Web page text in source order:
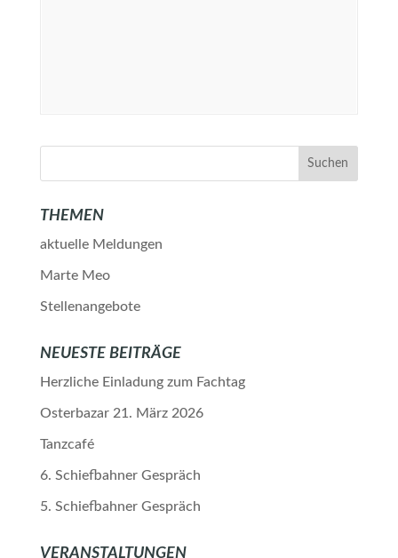
THEMEN
aktuelle Meldungen
Marte Meo
Stellenangebote
NEUESTE BEITRÄGE
Herzliche Einladung zum Fachtag
Osterbazar 21. März 2026
Tanzcafé
6. Schiefbahner Gespräch
5. Schiefbahner Gespräch
VERANSTALTUNGEN